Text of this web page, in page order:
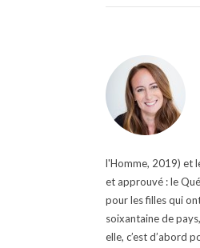
l'Homme, 2019) et
et approuvé : le
pour les filles qui
soixantaine de
elle, c’est d’abord